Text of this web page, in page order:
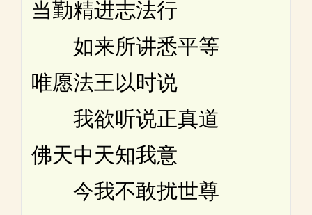
当勤精进志法行
如来所讲悉平等
唯愿法王以时说
我欲听说正真道
佛天中天知我意
今我不敢扰世尊